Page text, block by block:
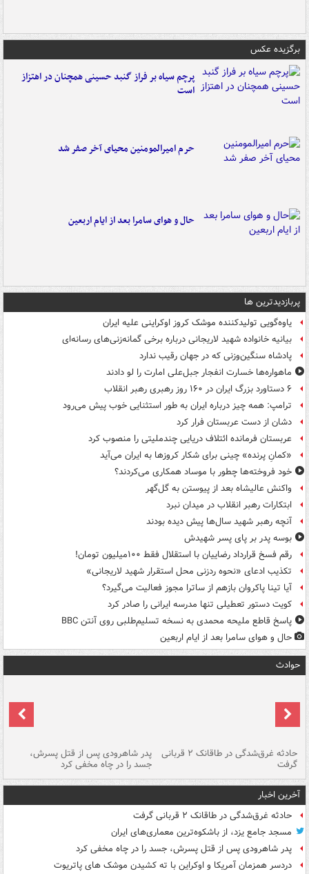
برگزیده عکس
پرچم سیاه بر فراز گنبد حسینی همچنان در اهتزاز
است
حرم امیرالمومنین محیای آخر صفر شد
حال و هوای سامرا بعد از ایام اربعین
پربازدیدترین ها
یاوه‌گویی تولیدکننده موشک کروز اوکراینی علیه ایران
بیانیه خانواده شهید لاریجانی درباره برخی گمانه‌زنی‌های رسانه‌ای
پادشاه سنگین‌وزنی که در جهان رقیب ندارد
ماهواره‌ها خسارت انفجار جبل‌علی امارت را لو دادند
۶ دستاورد بزرگ ایران در ۱۶۰ روز رهبری رهبر انقلاب
ترامپ: همه چیز درباره ایران به طور استثنایی خوب پیش می‌رود
دشان از دست عربستان فرار کرد
عربستان فرمانده ائتلاف دریایی چندملیتی را منصوب کرد
«کمانِ پرنده» چینی برای شکار کروزها به ایران می‌آید
خود فروخته‌ها چطور با موساد همکاری می‌کردند؟
واکنش عالیشاه بعد از پیوستن به گل‌گهر
ابتکارات رهبر انقلاب در میدان نبرد
آنچه رهبر شهید سال‌ها پیش دیده بودند
بوسه‌ پدر بر پای پسر شهیدش
رقم فسخ قرارداد رضاییان با استقلال فقط ۱۰۰میلیون تومان!
تکذیب ادعای «نحوه ردزنی محل استقرار شهید لاریجانی»
آیا تینا پاکروان بازهم از ساترا مجوز فعالیت می‌گیرد؟
کویت دستور تعطیلی تنها مدرسه ایرانی را صادر کرد
پاسخ قاطع ملیحه محمدی به نسخه تسلیم‌طلبی روی آنتن BBC
حال و هوای سامرا بعد از ایام اربعین
حوادث
حادثه غرق‌شدگی در طاقانک ۲ قربانی
گرفت
پدر شاهرودی پس از قتل پسرش،
جسد را در چاه مخفی کرد
آخرین اخبار
حادثه غرق‌شدگی در طاقانک ۲ قربانی گرفت
مسجد جامع یزد، از باشکوه‌ترین معماری‌های ایران
پدر شاهرودی پس از قتل پسرش، جسد را در چاه مخفی کرد
دردسر همزمان آمریکا و اوکراین با ته کشیدن موشک های پاتریوت